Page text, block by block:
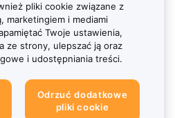
pliki cookie związane z
marketingiem i mediami
Twoje ustawienia,
ze strony, ulepszać ją oraz
i udostępniania treści.
Odrzuć dodatkowe
pliki cookie